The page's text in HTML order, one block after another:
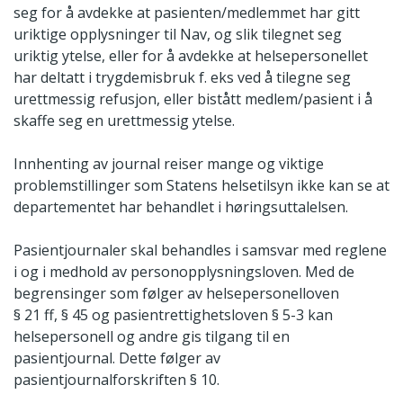
seg for å avdekke at pasienten/medlemmet har gitt
uriktige opplysninger til Nav, og slik tilegnet seg
uriktig ytelse, eller for å avdekke at helsepersonellet
har deltatt i trygdemisbruk f. eks ved å tilegne seg
urettmessig refusjon, eller bistått medlem/pasient i å
skaffe seg en urettmessig ytelse.
Innhenting av journal reiser mange og viktige
problemstillinger som Statens helsetilsyn ikke kan se at
departementet har behandlet i høringsuttalelsen.
Pasientjournaler skal behandles i samsvar med reglene
i og i medhold av personopplysningsloven. Med de
begrensinger som følger av helsepersonelloven
§ 21 ff, § 45 og pasientrettighetsloven § 5-3 kan
helsepersonell og andre gis tilgang til en
pasientjournal. Dette følger av
pasientjournalforskriften § 10.